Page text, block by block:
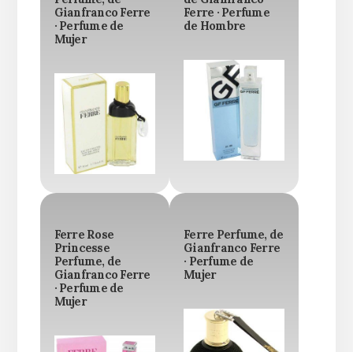
Gianfranco Ferre
· Perfume de
Mujer
Ferre · Perfume
de Hombre
Ferre Rose
Princesse
Perfume, de
Gianfranco Ferre
· Perfume de
Mujer
Ferre Perfume, de
Gianfranco Ferre
· Perfume de
Mujer